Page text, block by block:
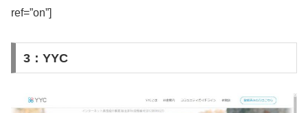
ref=”on”]
3：YYC